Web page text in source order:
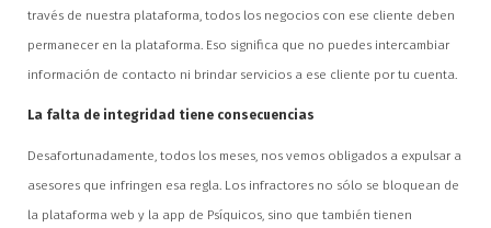
través de nuestra plataforma, todos los negocios con ese cliente deben
permanecer en la plataforma. Eso significa que no puedes intercambiar
información de contacto ni brindar servicios a ese cliente por tu cuenta.
La falta de integridad tiene consecuencias
Desafortunadamente, todos los meses, nos vemos obligados a expulsar a
asesores que infringen esa regla. Los infractores no sólo se bloquean de
la plataforma web y la app de Psíquicos, sino que también tienen